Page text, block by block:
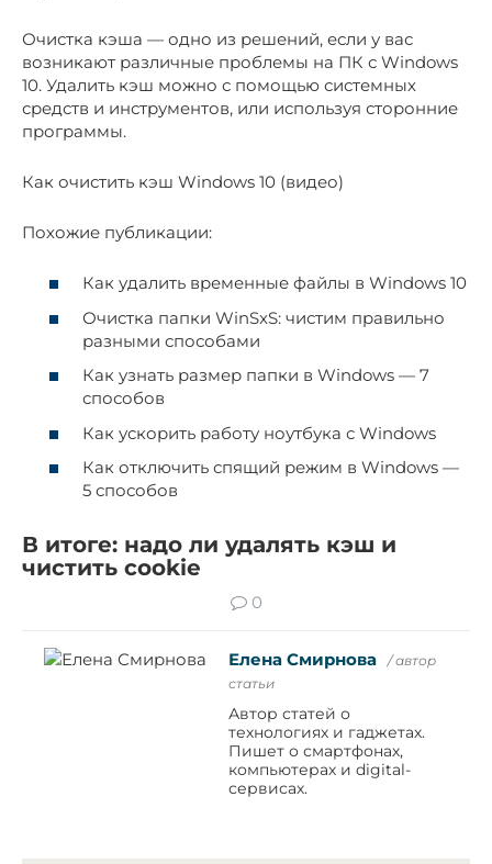
Очистка кэша — одно из решений, если у вас
возникают различные проблемы на ПК с Windows
10. Удалить кэш можно с помощью системных
средств и инструментов, или используя сторонние
программы.
Как очистить кэш Windows 10 (видео)
Похожие публикации:
Как удалить временные файлы в Windows 10
Очистка папки WinSxS: чистим правильно
разными способами
Как узнать размер папки в Windows — 7
способов
Как ускорить работу ноутбука с Windows
Как отключить спящий режим в Windows —
5 способов
В итоге: надо ли удалять кэш и
чистить cookie
0
Елена Смирнова
/ автор
статьи
Автор статей о
технологиях и гаджетах.
Пишет о смартфонах,
компьютерах и digital-
сервисах.